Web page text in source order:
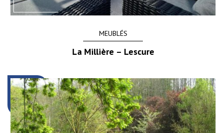
MEUBLÉS
La Millière – Lescure